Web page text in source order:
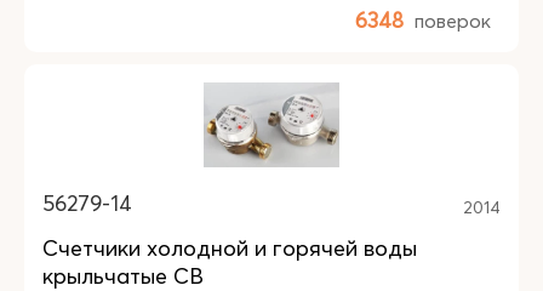
6348 поверок
56279-14 2014
Счетчики холодной и горячей воды
крыльчатые СВ